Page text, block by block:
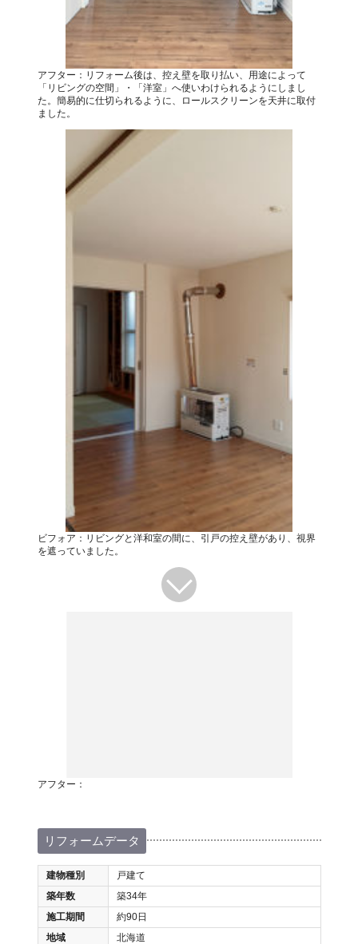
アフター：リフォーム後は、控え壁を取り払い、用途によって
「リビングの空間」・「洋室」へ使いわけられるようにしまし
た。簡易的に仕切られるように、ロールスクリーンを天井に取付
ました。
ビフォア：リビングと洋和室の間に、引戸の控え壁があり、視界
を遮っていました。
アフター：
リフォームデータ
建物種別
戸建て
築年数
築34年
施工期間
約90日
地域
北海道